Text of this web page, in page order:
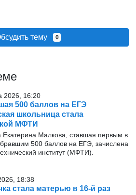
тему 0
2026, 16:20
500 баллов на ЕГЭ
школьница стала
МФТИ
Екатерина Малкова, ставшая первым в
500 баллов на ЕГЭ, зачислена
институт (МФТИ).
18:38
стала матерью в 16-й раз